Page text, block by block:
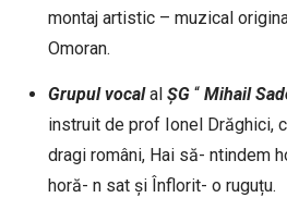
montaj artistic – muzical
Omoran.
Grupul vocalal ȘG“ Mihail
instruit de prof Ionel Drăghici,
dragi români, Hai să- ntindem
horă- n sat și Înflorit- o ruguțu.